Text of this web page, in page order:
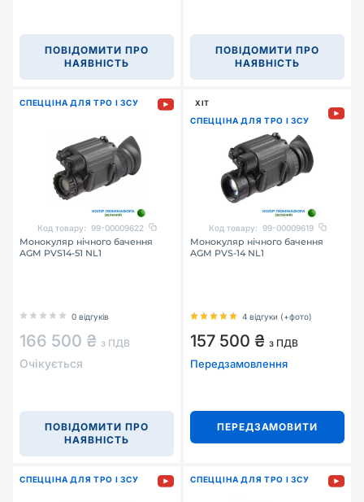
ПОВІДОМИТИ ПРО
НАЯВНІСТЬ
ПОВІДОМИТИ ПРО
НАЯВНІСТЬ
СПЕЦЦІНА ДЛЯ ТРО І ЗСУ
Код товару: 99-00009622
Монокуляр нічного бачення
AGM PVS14-51 NL1
0 відгуків
166 500 ₴ з ПДВ
Очікується
ПОВІДОМИТИ ПРО
НАЯВНІСТЬ
ХІТ
СПЕЦЦІНА ДЛЯ ТРО І ЗСУ
Код товару: 99-00009619
Монокуляр нічного бачення
AGM PVS-14 NL1
4 відгуки (+фото)
157 500 ₴ з ПДВ
Передзамовлення
ПЕРЕДЗАМОВИТИ
СПЕЦЦІНА ДЛЯ ТРО І ЗСУ СПЕЦЦІНА ДЛЯ ТРО І ЗСУ